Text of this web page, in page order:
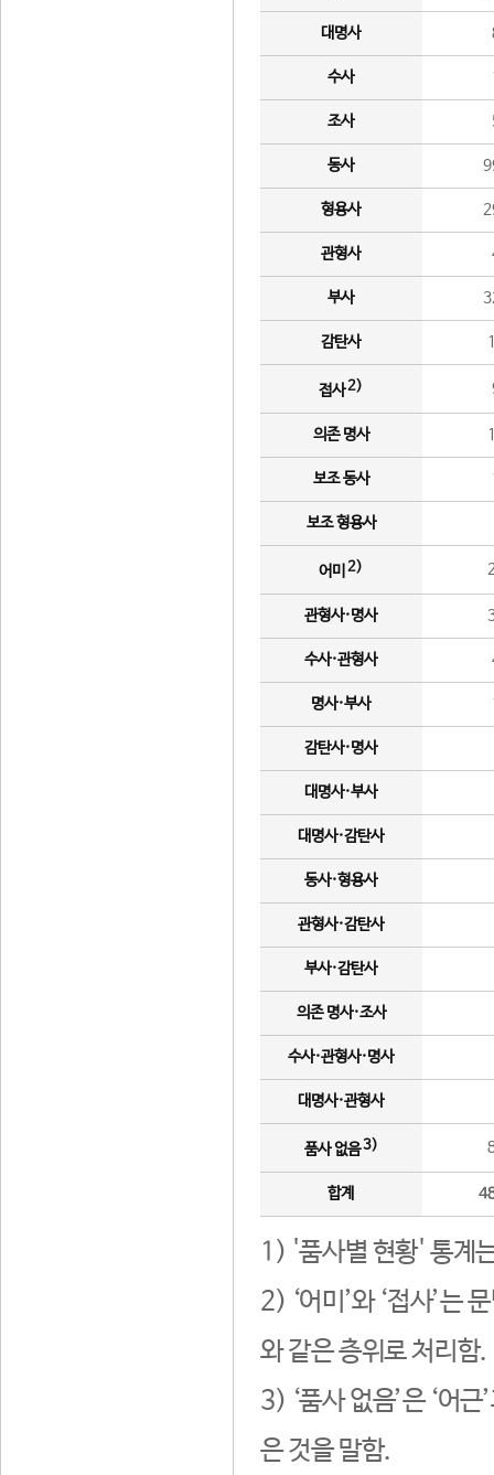
대명사
수사
조사
동사
형용사
관형사
부사
감탄사
접사2)
의존 명사
보조 동사
보조 형용사
어미 2)
관형사·명사
수사·관형사
명사·부사
감탄사·명사
대명사·부사
대명사·감탄사
동사·형용사
관형사·감탄사
부사·감탄사
의존 명사·조사
수사·관형사·명사
대명사·관형사
품사 없음3)
합계
1) '품사별 현황' 통계
2) ‘어미’와 ‘접사’는
와 같은 층위로 처리함.
3) ‘품사 없음’은 ‘어
은 것을 말함.